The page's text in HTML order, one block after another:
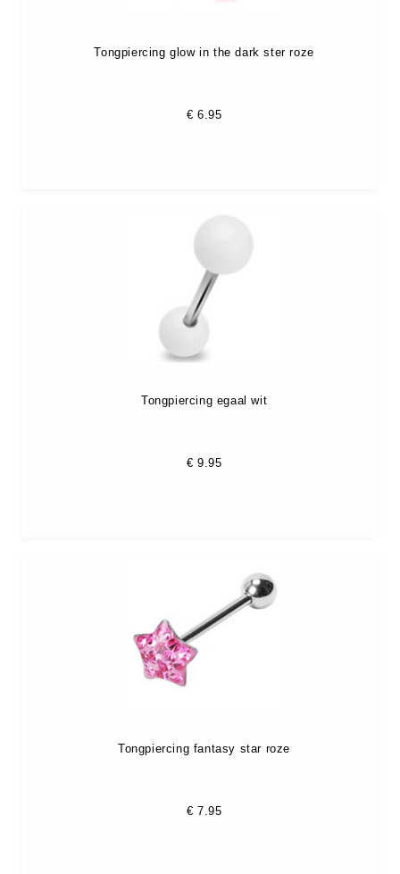
Tongpiercing glow in the dark ster roze
€ 6.95
Tongpiercing egaal wit
€ 9.95
Tongpiercing fantasy star roze
€ 7.95